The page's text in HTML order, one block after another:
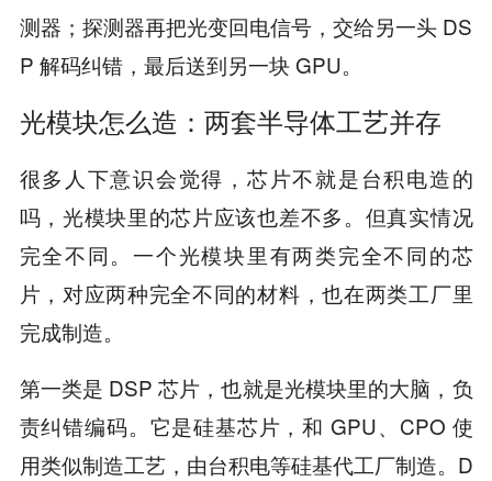
测器；探测器再把光变回电信号，交给另一头 DS
P 解码纠错，最后送到另一块 GPU。
光模块怎么造：两套半导体工艺并存
很多人下意识会觉得，芯片不就是台积电造的
吗，光模块里的芯片应该也差不多。但真实情况
完全不同。一个光模块里有两类完全不同的芯
片，对应两种完全不同的材料，也在两类工厂里
完成制造。
第一类是 DSP 芯片，也就是光模块里的大脑，负
责纠错编码。它是硅基芯片，和 GPU、CPO 使
用类似制造工艺，由台积电等硅基代工厂制造。D